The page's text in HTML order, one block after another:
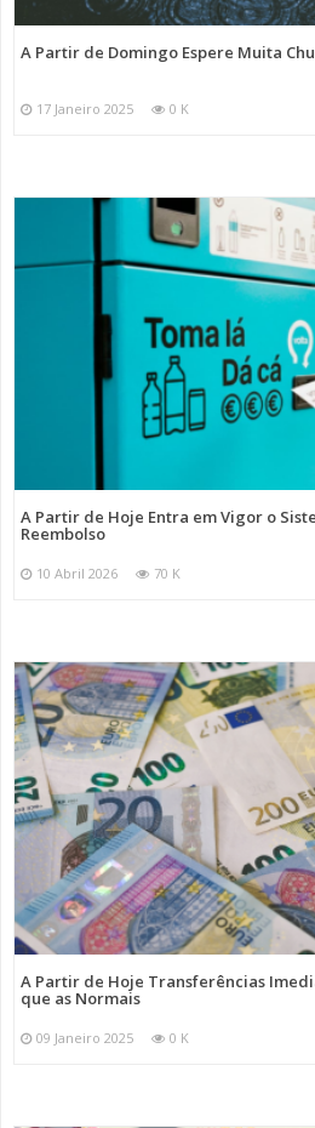
A Partir de Domingo Espere Muita
17 Janeiro 2025 0 K
A Partir de Hoje Entra em Vigor o
Reembolso
10 Abril 2026 70 K
A Partir de Hoje Transferências
que as Normais
09 Janeiro 2025 0 K